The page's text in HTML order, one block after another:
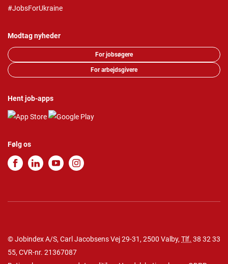
#JobsForUkraine
Modtag nyheder
For jobsøgere
For arbejdsgivere
Hent job-apps
Følg os
© Jobindex A/S, Carl Jacobsens Vej 29-31, 2500 Valby, Tlf. 38 32 33
55, CVR-nr. 21367087